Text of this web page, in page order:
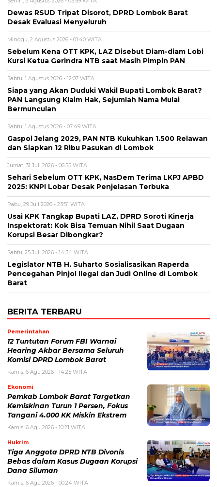
Dewas RSUD Tripat Disorot, DPRD Lombok Barat
Desak Evaluasi Menyeluruh
Minggu, 2 Agustus 2026 - 01:40 WITA
Sebelum Kena OTT KPK, LAZ Disebut Diam-diam Lobi
Kursi Ketua Gerindra NTB saat Masih Pimpin PAN
Sabtu, 1 Agustus 2026 - 12:07 WITA
Siapa yang Akan Duduki Wakil Bupati Lombok Barat?
PAN Langsung Klaim Hak, Sejumlah Nama Mulai
Bermunculan
Sabtu, 1 Agustus 2026 - 07:49 WITA
Gaspol Jelang 2029, PAN NTB Kukuhkan 1.500 Relawan
dan Siapkan 12 Ribu Pasukan di Lombok
Jumat, 31 Juli 2026 - 06:55 WITA
Sehari Sebelum OTT KPK, NasDem Terima LKPJ APBD
2025: KNPI Lobar Desak Penjelasan Terbuka
Rabu, 29 Juli 2026 - 23:51 WITA
Usai KPK Tangkap Bupati LAZ, DPRD Soroti Kinerja
Inspektorat: Kok Bisa Temuan Nihil Saat Dugaan
Korupsi Besar Dibongkar?
Sabtu, 25 Juli 2026 - 14:34 WITA
Legislator NTB H. Suharto Sosialisasikan Raperda
Pencegahan Pinjol Ilegal dan Judi Online di Lombok
Barat
BERITA TERBARU
Pemerintahan
12 Tuntutan Forum FBI Warnai
Hearing Akbar Bersama Seluruh
Komisi DPRD Lombok Barat
Kamis, 6 Agu 2026 - 14:25 WITA
Ekonomi
Pemkab Lombok Barat Targetkan
Kemiskinan Turun 1 Persen, Fokus
Tangani 4.000 KK Miskin Ekstrem
Kamis, 6 Agu 2026 - 10:21 WITA
Hukrim
Tiga Anggota DPRD NTB Divonis
Bebas dalam Kasus Dugaan Korupsi
Dana Siluman
Kamis, 6 Agu 2026 - 00:24 WITA